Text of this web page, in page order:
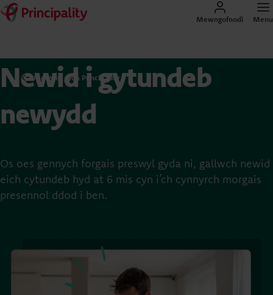
Mewngofnodi Menu
Morgeisi gyda Principality
Newid i gytundeb
newydd
Os oes gennych forgais preswyl gyda ni, gallwch newid
eich cytundeb hyd at 6 mis cyn i’ch cynnyrch morgais
presennol ddod i ben.